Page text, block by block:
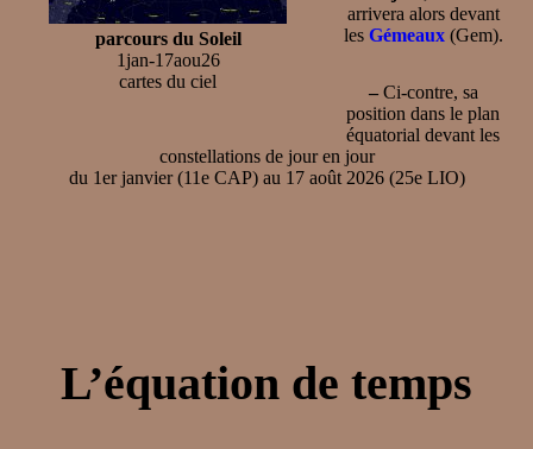
parcours du Soleil
1jan-17aou26
cartes du ciel
arrivera alors devant
les Gémeaux(Gem).
–Ci-contre, sa
position dans le plan
équatorial devant les
constellations de jour en jour
du 1er janvier (11e CAP) au 17 août 2026 (25e LIO)
L’équation de temps